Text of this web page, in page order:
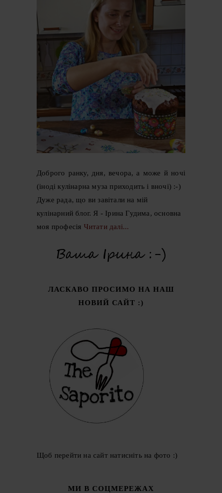
Доброго ранку, дня, вечора, а може й ночі
(іноді кулінарна муза приходить і вночі) :-)
Дуже рада, що ви завітали на мій
кулінарний блог. Я - Ірина Гудима, основна
моя професія Читати далі...
ЛАСКАВО ПРОСИМО НА НАШ
НОВИЙ САЙТ :)
Щоб перейти на сайт натисніть на фото :)
МИ В СОЦМЕРЕЖАХ